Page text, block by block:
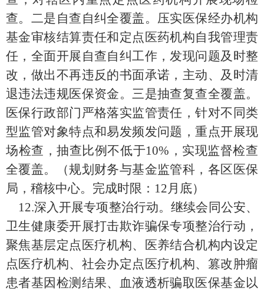
查。二是自查自纠全覆盖。压实医保经办机构
基金审核结算责任和定点医药机构自我管理责
任，全面开展自查自纠工作，发现问题及时整
改，做出不再违反的书面承诺，主动、及时清
退违法违规医保资金。三是抽查复查全覆盖。
医保行政部门严格落实监管责任，针对不同类
型监管对象特点和易发频发问题，重点开展现
场检查，抽查比例不低于10% ，实现监督检查
全覆盖。
（规划财务与基金监管科，各区医保
局，稽核中心。完成时限： 12月底）
12.深入开展专项整治行动。继续会同公安、
卫生健康委开展打击欺诈骗保专项整治行动，
聚焦基层定点医疗机构、医养结合机构内设定
点医疗机构、社会办定点医疗机构、篡改肿瘤
患者基因检测结果、血液透析骗取医保基金以